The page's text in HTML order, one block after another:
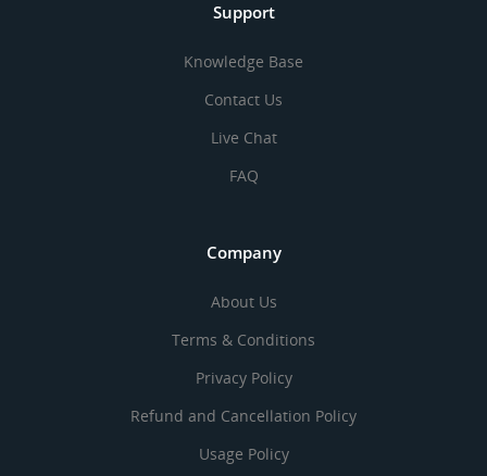
Support
Knowledge Base
Contact Us
Live Chat
FAQ
Company
About Us
Terms & Conditions
Privacy Policy
Refund and Cancellation Policy
Usage Policy